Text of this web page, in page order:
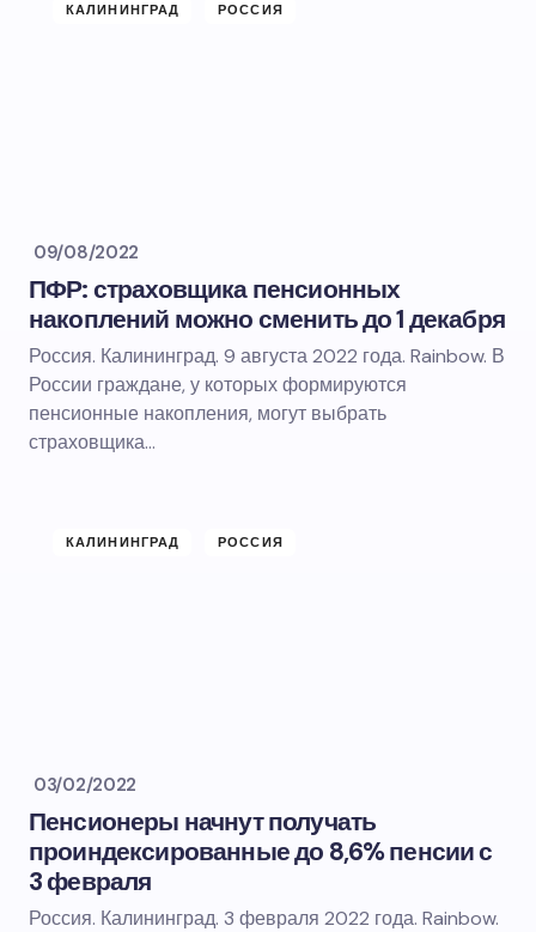
КАЛИНИНГРАД РОССИЯ
09/08/2022
ПФР: страховщика пенсионных
накоплений можно сменить до 1 декабря
Россия. Калининград. 9 августа 2022 года. Rainbow. В
России граждане, у которых формируются
пенсионные накопления, могут выбрать
страховщика…
КАЛИНИНГРАД РОССИЯ
03/02/2022
Пенсионеры начнут получать
проиндексированные до 8,6% пенсии с
3 февраля
Россия. Калининград. 3 февраля 2022 года. Rainbow.